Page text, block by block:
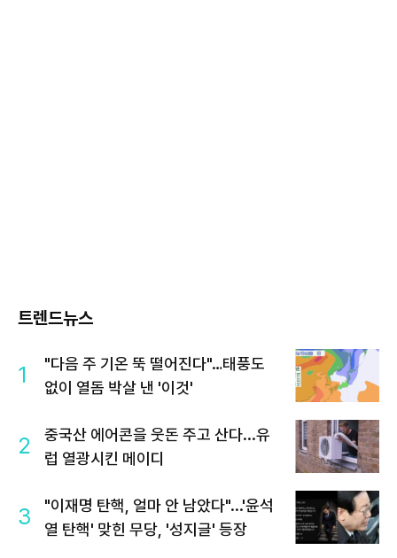
트렌드뉴스
1
"다음 주 기온 뚝 떨어진다"…태풍도
없이 열돔 박살 낸 '이것'
2
중국산 에어콘을 웃돈 주고 산다...유
럽 열광시킨 메이디
3
"이재명 탄핵, 얼마 안 남았다"...'윤석
열 탄핵' 맞힌 무당, '성지글' 등장